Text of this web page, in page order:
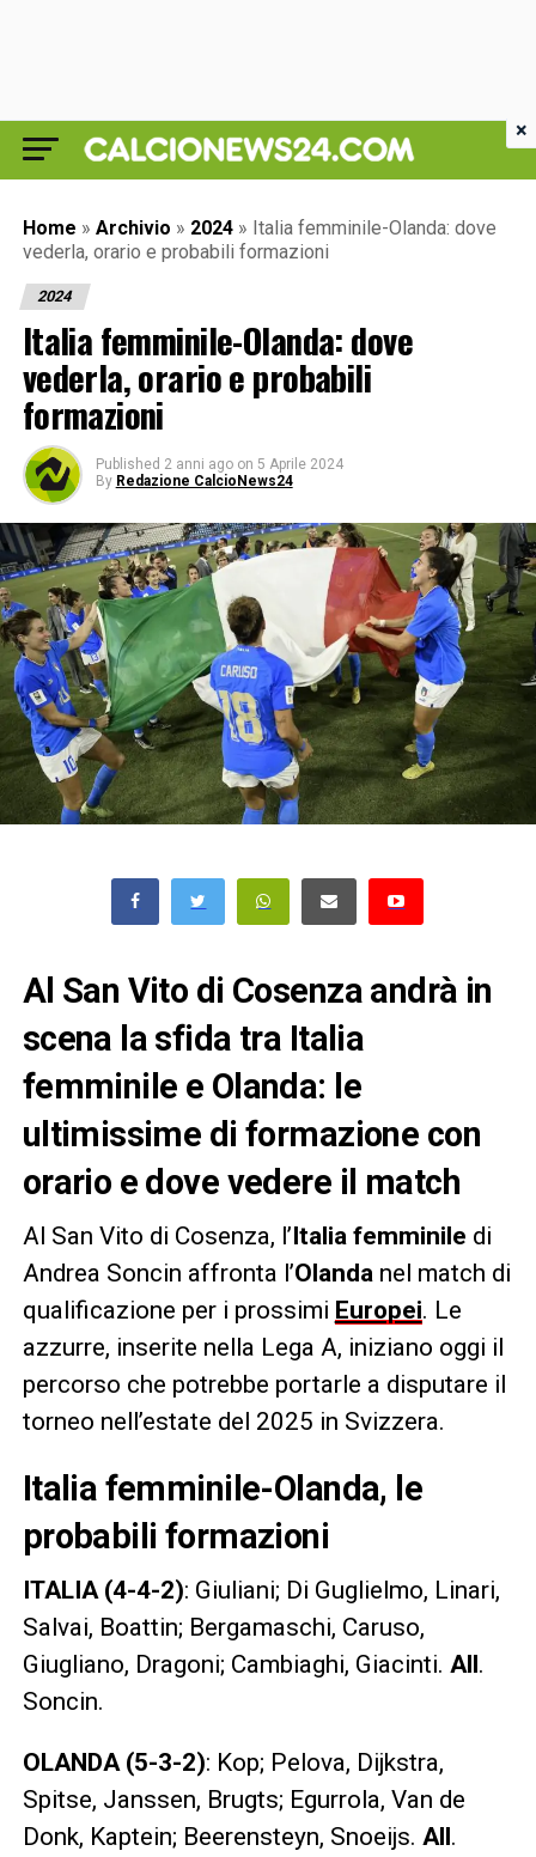
Home » Archivio » 2024 » Italia femminile-Olanda: dove
vederla, orario e probabili formazioni
2024
Italia femminile-Olanda: dove
vederla, orario e probabili
formazioni
Published 2 anni ago on 5 Aprile 2024
By Redazione CalcioNews24
Al San Vito di Cosenza andrà in
scena la sfida tra Italia
femminile e Olanda: le
ultimissime di formazione con
orario e dove vedere il match
Al San Vito di Cosenza, l’Italia femminile di
Andrea Soncin affronta l’Olanda nel match di
qualificazione per i prossimi Europei. Le
azzurre, inserite nella Lega A, iniziano oggi il
percorso che potrebbe portarle a disputare il
torneo nell’estate del 2025 in Svizzera.
Italia femminile-Olanda, le
probabili formazioni
ITALIA (4-4-2): Giuliani; Di Guglielmo, Linari,
Salvai, Boattin; Bergamaschi, Caruso,
Giugliano, Dragoni; Cambiaghi, Giacinti. All.
Soncin.
OLANDA (5-3-2): Kop; Pelova, Dijkstra,
Spitse, Janssen, Brugts; Egurrola, Van de
Donk, Kaptein; Beerensteyn, Snoeijs. All.
×